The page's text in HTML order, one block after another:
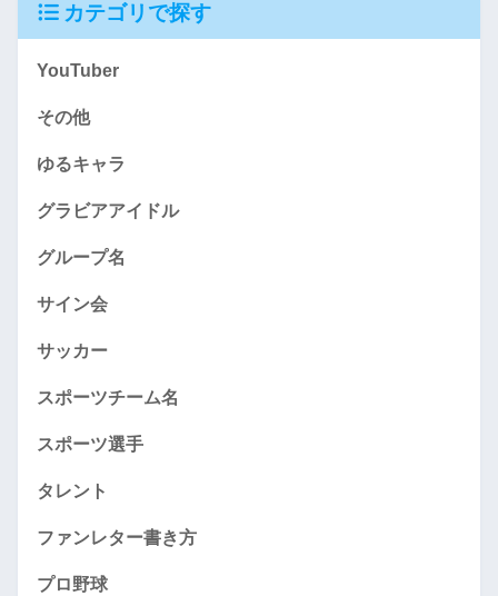
カテゴリで探す
YouTuber
その他
ゆるキャラ
グラビアアイドル
グループ名
サイン会
サッカー
スポーツチーム名
スポーツ選手
タレント
ファンレター書き方
プロ野球